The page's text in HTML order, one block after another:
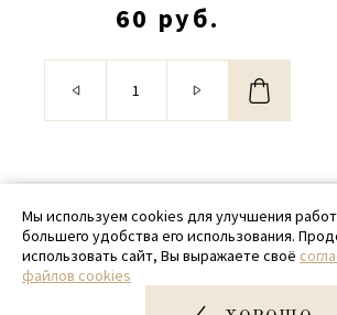
60 руб.
© 2020 - 2026 SamPack
+ 7 (918) 699-97-
zakaz@sampack.store
Мы используем cookies для улучшения
большего удобства его использования.
использовать сайт, Вы выражаете своё
файлов cookies